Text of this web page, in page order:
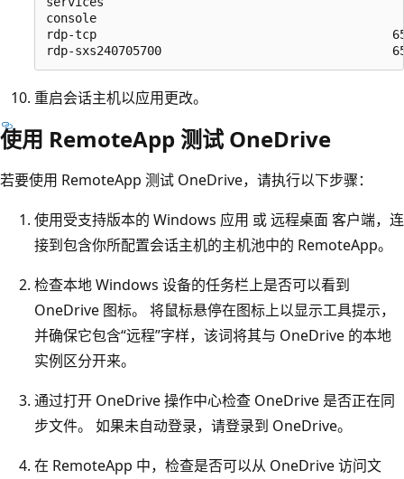
console
rdp-tcp
重启会话主机以应用更改。
使用 RemoteApp 测试 OneDrive
若要使用 RemoteApp 测试 OneDrive，请执行以下步骤：
使用受支持版本的 Windows 应用 或 远程桌面 客户端，连
接到包含你所配置会话主机的主机池中的 RemoteApp。
检查本地 Windows 设备的任务栏上是否可以看到
OneDrive 图标。 将鼠标悬停在图标上以显示工具提示，
并确保它包含“远程”字样，该词将其与 OneDrive 的本地
实例区分开来。
通过打开 OneDrive 操作中心检查 OneDrive 是否正在同
步文件。 如果未自动登录，请登录到 OneDrive。
在 RemoteApp 中，检查是否可以从 OneDrive 访问文